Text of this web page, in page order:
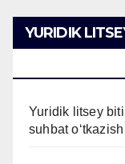
YURIDIK
Yuridik litsey
suhbat